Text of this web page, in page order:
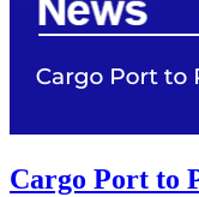
Cargo Port to